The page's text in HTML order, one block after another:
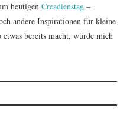
heutigen Creadienstag –
andere Inspirationen für kleine
bereits macht, würde mich